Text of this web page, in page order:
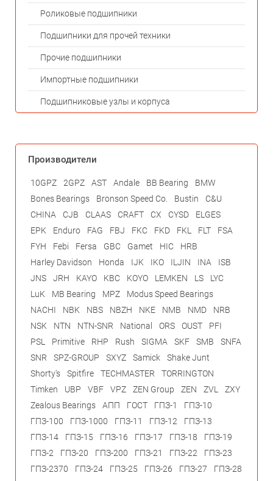
Роликовые подшипники
Подшипники для прочей техники
Прочие подшипники
Импортные подшипники
Подшипниковые узлы и корпуса
Производители
10GPZ 2GPZ AST Andale BB Bearing
BMW
Bones Bearings
Bronson Speed Co. Bustin
C&U
CHINA
CJB CLAAS CRAFT CX CYSD
ELGES
EPK
Enduro FAG FBJ FKC FKD FKL FLT
FSA
FYH
Febi Fersa GBC Gamet HIC
HRB
Harley Davidson
Honda IJK IKO ILJIN INA
ISB
JNS
JRH KAYO KBC KOYO LEMKEN LS
LYC
LuK
MB Bearing MPZ
Modus Speed Bearings
NACHI
NBK NBS NBZH NKE NMB NMD
NRB
NSK
NTN NTN-SNR National ORS OUST
PFI
PSL
Primitive RHP Rush SIGMA SKF SMB
SNFA
SNR
SPZ-GROUP SXYZ Samick
Shake Junt
Shorty's
Spitfire TECHMASTER
TORRINGTON
Timken
UBP VBF VPZ ZEN Group ZEN ZVL
ZXY
Zealous Bearings
АПП ГОСТ ГПЗ-1
ГПЗ-10
ГПЗ-100
ГПЗ-1000 ГПЗ-11 ГПЗ-12
ГПЗ-13
ГПЗ-14
ГПЗ-15 ГПЗ-16 ГПЗ-17 ГПЗ-18
ГПЗ-19
ГПЗ-2
ГПЗ-20 ГПЗ-200 ГПЗ-21 ГПЗ-22
ГПЗ-23
ГПЗ-2370
ГПЗ-24 ГПЗ-25 ГПЗ-26 ГПЗ-27
ГПЗ-28